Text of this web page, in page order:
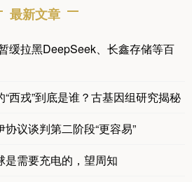
最新文章
缓拉黑DeepSeek、长鑫存储等百
西戎”到底是谁？古基因组研究揭秘
议谈判第二阶段“更容易”
是需要充电的，望周知